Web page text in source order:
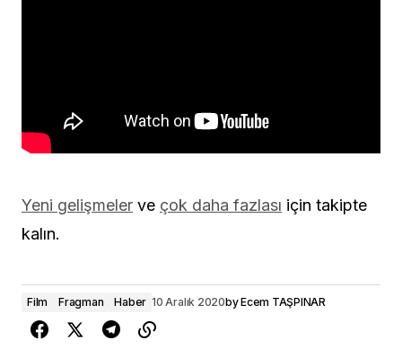
Yeni gelişmeler ve çok daha fazlası için takipte
kalın.
Film Fragman Haber 10 Aralık 2020byEcem TAŞPINAR